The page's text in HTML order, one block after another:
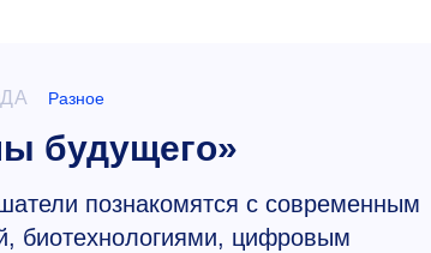
Разное
будущего»
познакомятся с современным
биотехнологиями, цифровым